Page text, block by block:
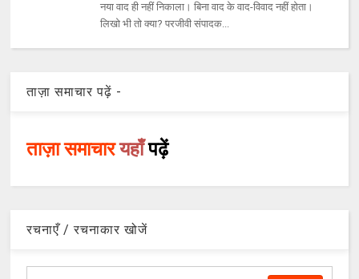
नया वाद ही नहीं निकाला। बिना वाद के वाद-विवाद नहीं होता।
लिखो भी तो क्या? परजीवी संपादक...
ताज़ा समाचार पढ़ें -
ताज़ा समाचारयहाँपढ़ें
रचनाएँ / रचनाकार खोजें